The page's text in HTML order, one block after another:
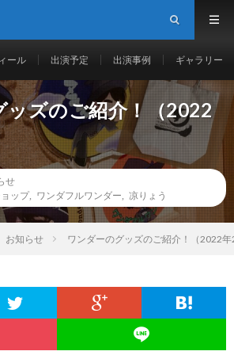
ール 出演予定 出演事例 ギャラリー
ッズのご紹介！（2022
せ
ョップ, ワンダフルワンダー 凉りょう
お知らせ ワンダーのグッズのご紹介！（2022